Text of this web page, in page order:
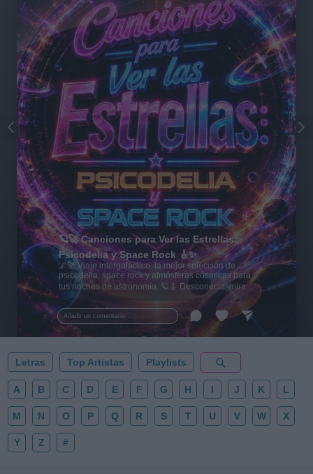
Añadir un comentario ...
🪐🚀 Canciones para Ver las Estrellas:
Psicodelia y Space Rock 🎸✨
🌌🚀 Viaje intergaláctico: la mejor selección de
psicodelia, space rock y atmósferas cósmicas para
tus noches de astronomía. 🪐🎸 Desconecta, mira
al firmamento y siente la gravedad cero. 💾 ¡Guarda
esta colección para tu próxima noche estrellada!
✨⭐
Letras Top Artistas Playlists
A B C D E F G H I J K L
M N O P Q R S T U V W X
Y Z #